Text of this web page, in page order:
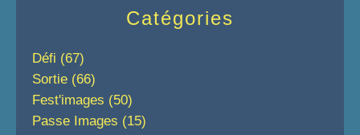
Catégories
Défi (67)
Sortie (66)
Fest'images (50)
Passe Images (15)